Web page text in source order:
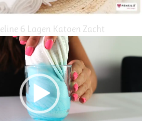
6 Lagen Katoen Zacht
Video
Player